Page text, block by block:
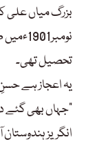
تحصیل تھی۔
“یہ اعجاز ہے
جہاں بھی گئے داستان چھوڑ آئے”
انگریز